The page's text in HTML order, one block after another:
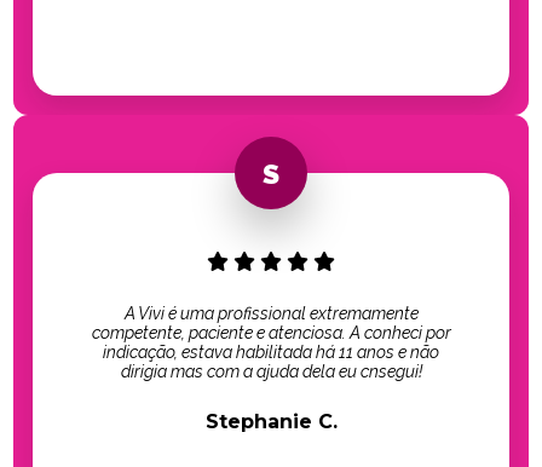
A Vivi é uma profissional extremamente
competente, paciente e atenciosa. A conheci por
indicação, estava habilitada há 11 anos e não
dirigia mas com a ajuda dela eu cnsegui!
Stephanie C.